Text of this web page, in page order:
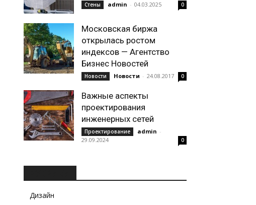
Стены admin - 04.03.2025 0
Московская биржа
открылась ростом
индексов — Агентство
Бизнес Новостей
Новости Новости - 24.08.2017 0
Важные аспекты
проектирования
инженерных сетей
Проектирование admin -
29.09.2024
0
Дизайн